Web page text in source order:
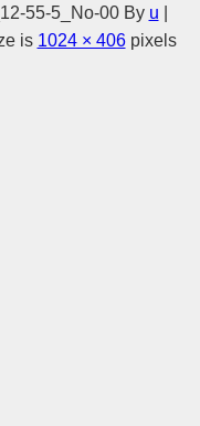
55-5_No-00 By u
is 1024 × 406pixels